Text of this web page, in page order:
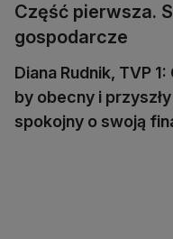
Część pierwsza.
gospodarcze
Diana Rudnik, TVP
by obecny i
spokojny o swoją